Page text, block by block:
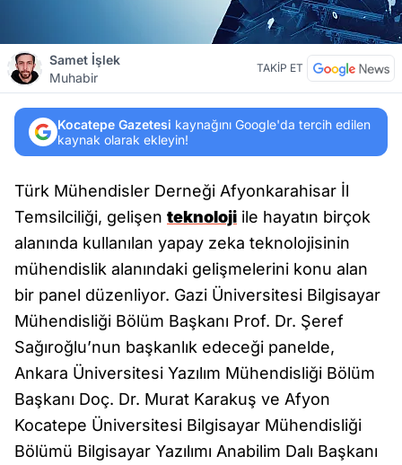
Samet İşlek
Muhabir
TAKİP ET
Kocatepe Gazetesi kaynağını Google'da tercih edilen
kaynak olarak ekleyin!
Türk Mühendisler Derneği Afyonkarahisar İl
Temsilciliği, gelişen teknoloji ile hayatın birçok
alanında kullanılan yapay zeka teknolojisinin
mühendislik alanındaki gelişmelerini konu alan
bir panel düzenliyor. Gazi Üniversitesi Bilgisayar
Mühendisliği Bölüm Başkanı Prof. Dr. Şeref
Sağıroğlu’nun başkanlık edeceği panelde,
Ankara Üniversitesi Yazılım Mühendisliği Bölüm
Başkanı Doç. Dr. Murat Karakuş ve Afyon
Kocatepe Üniversitesi Bilgisayar Mühendisliği
Bölümü Bilgisayar Yazılımı Anabilim Dalı Başkanı